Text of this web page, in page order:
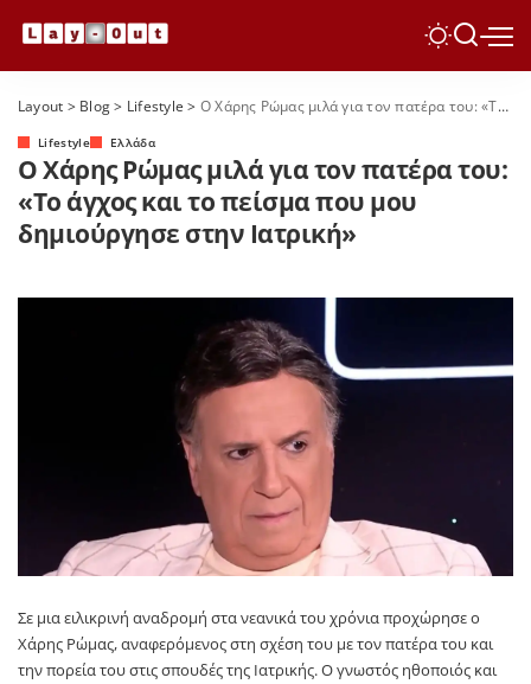
Layout > Blog> Lifestyle > Ο Χάρης Ρώμας μιλά για τον πατέρα του: «Το άγχος και το πείσμα που μου δημιούργησε στην Ιατρική»
Lifestyle Ελλάδα
Ο Χάρης Ρώμας μιλά για τον πατέρα του:
«Το άγχος και το πείσμα που μου
δημιούργησε στην Ιατρική»
Σε μια ειλικρινή αναδρομή στα νεανικά του χρόνια προχώρησε ο
Χάρης Ρώμας, αναφερόμενος στη σχέση του με τον πατέρα του και
την πορεία του στις σπουδές της Ιατρικής. Ο γνωστός ηθοποιός και